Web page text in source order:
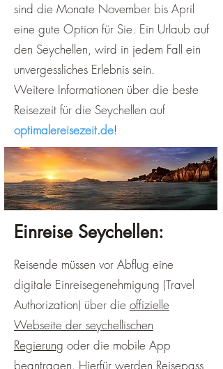
sind die Monate November bis April
eine gute Option für Sie. Ein Urlaub auf
den Seychellen, wird in jedem Fall ein
unvergessliches Erlebnis sein.
Weitere Informationen über die beste
Reisezeit für die Seychellen auf
optimalereisezeit.de!
Einreise Seychellen:
Reisende müssen vor Abflug eine
digitale Einreisegenehmigung (Travel
Authorization) über die offizielle
Webseite der seychellischen
Regierung oder die mobile App
beantragen. Hierfür werden Reisepass,